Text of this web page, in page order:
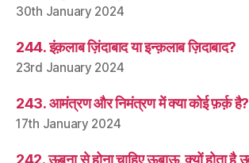
30th January 2024
244. इंक़लाब ज़िंदाबाद या इन्क़लाब ज़िदाबाद?
23rd January 2024
243. आमंत्रण और निमंत्रण में क्या कोई फ़र्क़ है?
17th January 2024
242. ऊबना से होना चाहिए ऊबाऊ, क्यों होता है